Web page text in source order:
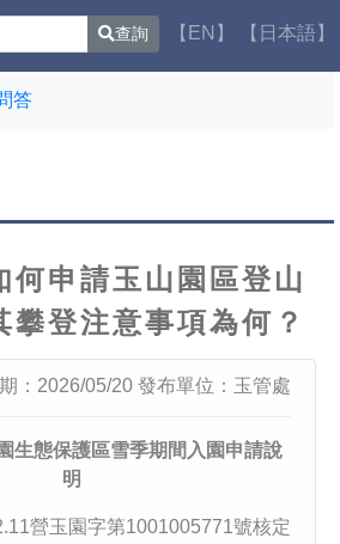
查詢 【EN】 【日本語】
答
何申請玉山園區登山
攀登注意事項為何？
：2026/05/20 發布單位：玉管處
生態保護區雪季期間入園申請說
明
營玉園字第1001005771號核定